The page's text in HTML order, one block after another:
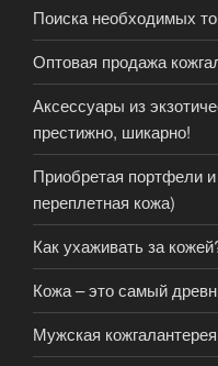
Поиска необходимых
Оптовая продажа
Аксессуары из
престижно, шикарно!
Приобретая портфели
переплетная кожа)
Как ухаживать за
Кожа – это самый
Мужская кожгалантерея